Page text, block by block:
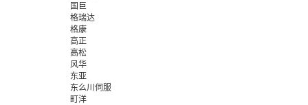
国巨
格瑞达
格康
高正
高松
风华
东亚
东么川伺服
町洋